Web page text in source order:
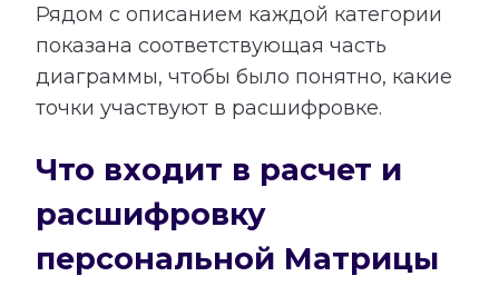
Рядом с описанием каждой категории
показана соответствующая часть
диаграммы, чтобы было понятно, какие
точки участвуют в расшифровке.
Что входит в расчет и
расшифровку
персональной Матрицы